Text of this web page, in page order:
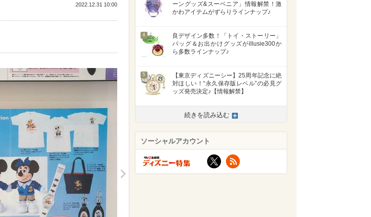
2022.12.31 10:00
>
ーングッズ&スーベニア」情報解禁！激
かわアイテムがずらりラインナップ♪
4
良デザイン多数！「トイ・ストーリー」
バッグ＆お出かけグッズがillusie300か
ら多数ラインナップ♪
5
【東京ディズニーシー】25周年記念に絶
対ほしい！“永久保存版レベル”の必見グ
ッズ発売決定♪【情報解禁】
続きを読み込む
ソーシャルアカウント
X